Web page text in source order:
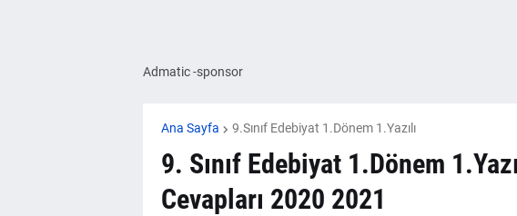
Admatic -sponsor
Ana Sayfa 9.Sınıf Edebiyat 1.Dönem 1.Yazılı
9. Sınıf Edebiyat 1.Dönem
Cevapları 2020 2021